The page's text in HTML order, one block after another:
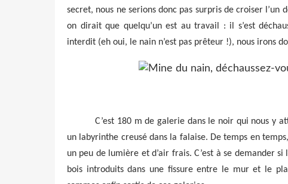
secret, nous ne serions donc pas surpris de croiser l’un
on dirait que quelqu’un est au travail : il s’est
interdit (eh oui, le nain n’est pas prêteur !), nous irons
C’est 180 m de galerie dans le noir qui nous y
un labyrinthe creusé dans la falaise. De temps en
un peu de lumière et d’air frais. C’est à se demander
bois introduits dans une fissure entre le mur et le